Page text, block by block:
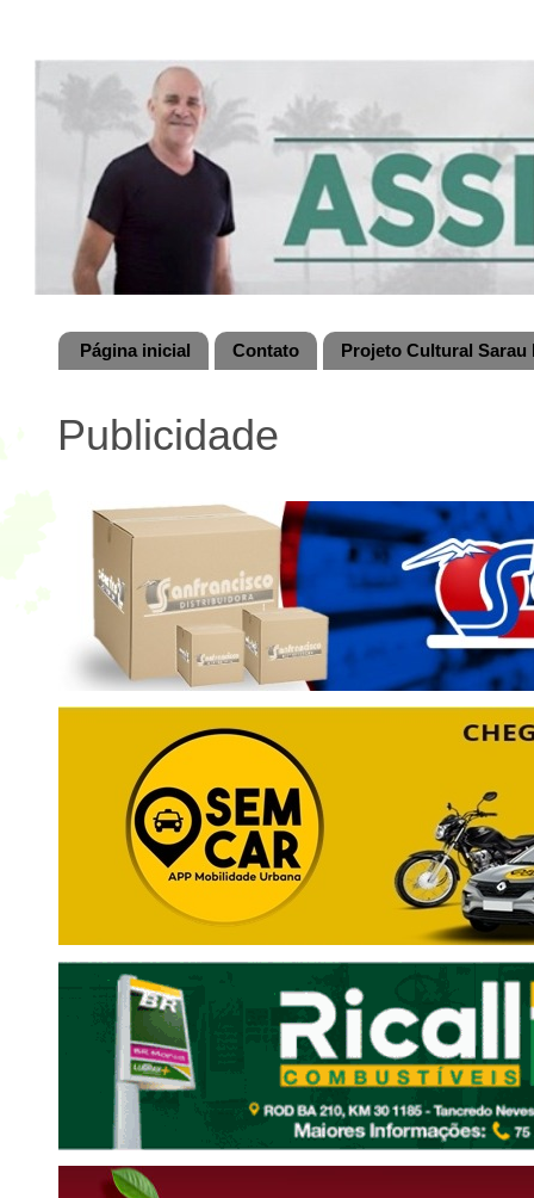
Página inicial Contato Projeto Cultural
Publicidade